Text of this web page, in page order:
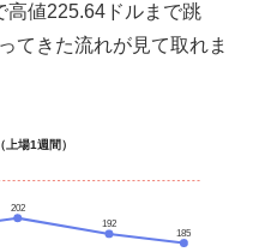
高値225.64ドルまで跳
てきた流れが見て取れま
場1週間）
202
192
185